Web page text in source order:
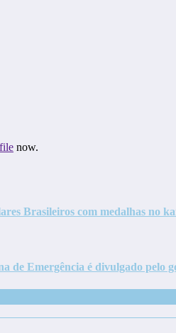
now.
Brasileiros com medalhas no
de Emergência é divulgado pelo